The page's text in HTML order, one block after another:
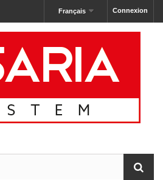
Connexion
Français